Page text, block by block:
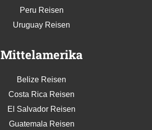
Peru Reisen
Uruguay Reisen
Mittelamerika
Belize Reisen
Costa Rica Reisen
El Salvador Reisen
Guatemala Reisen